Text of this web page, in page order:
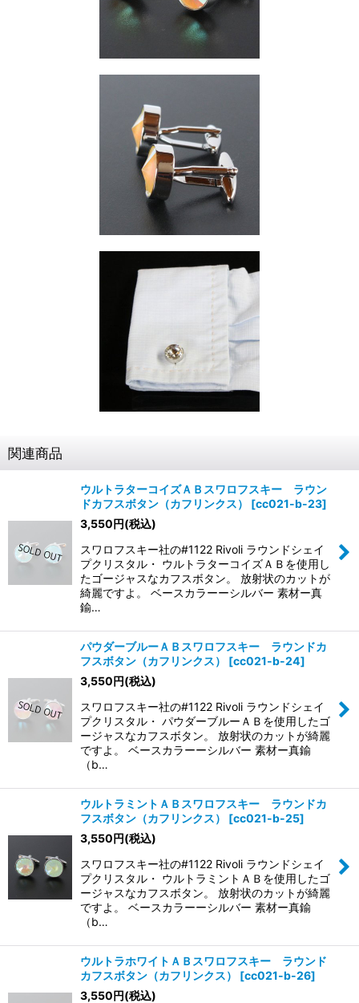
関連商品
ウルトラターコイズＡＢスワロフスキー ラウン
ドカフスボタン（カフリンクス）
[cc021-b-23]
3,550円(税込)
スワロフスキー社の#1122 Rivoli ラウンドシェイ
プクリスタル・ ウルトラターコイズＡＢを使用し
たゴージャスなカフスボタン。 放射状のカットが
綺麗ですよ。 ベースカラーーシルバー 素材ー真
鍮…
パウダーブルーＡＢスワロフスキー ラウンドカ
フスボタン（カフリンクス）
[cc021-b-24]
3,550円(税込)
スワロフスキー社の#1122 Rivoli ラウンドシェイ
プクリスタル・ パウダーブルーＡＢを使用したゴ
ージャスなカフスボタン。 放射状のカットが綺麗
ですよ。 ベースカラーーシルバー 素材ー真鍮
（b…
ウルトラミントＡＢスワロフスキー ラウンドカ
フスボタン（カフリンクス）
[cc021-b-25]
3,550円(税込)
スワロフスキー社の#1122 Rivoli ラウンドシェイ
プクリスタル・ ウルトラミントＡＢを使用したゴ
ージャスなカフスボタン。 放射状のカットが綺麗
ですよ。 ベースカラーーシルバー 素材ー真鍮
（b…
ウルトラホワイトＡＢスワロフスキー ラウンド
カフスボタン（カフリンクス）
[cc021-b-26]
3,550円(税込)